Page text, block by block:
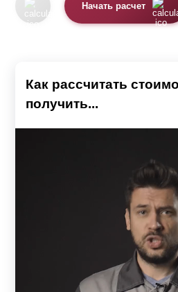
Начать расчет
Как рассчитать
получить...